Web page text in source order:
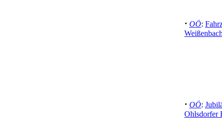
· OÖ:
· OÖ:
Ohlsdorfer